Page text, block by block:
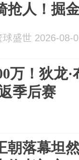
抢人！掘
球盛世 2026-08-
万！狄龙
季后赛
朝落幕坦